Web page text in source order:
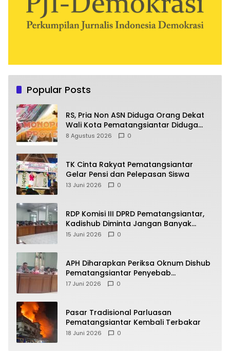
Popular Posts
RS, Pria Non ASN Diduga Orang Dekat
Wali Kota Pematangsiantar Diduga
Bagi Bagi Proyek ke Kontraktor
8 Agustus 2026 0
TK Cinta Rakyat Pematangsiantar
Gelar Pensi dan Pelepasan Siswa
13 Juni 2026 0
RDP Komisi III DPRD Pematangsiantar,
Kadishub Diminta Jangan Banyak
Alasan
15 Juni 2026 0
APH Diharapkan Periksa Oknum Dishub
Pematangsiantar Penyebab
Kebocoran PAD Retribusi Parkir
17 Juni 2026 0
Pasar Tradisional Parluasan
Pematangsiantar Kembali Terbakar
18 Juni 2026 0